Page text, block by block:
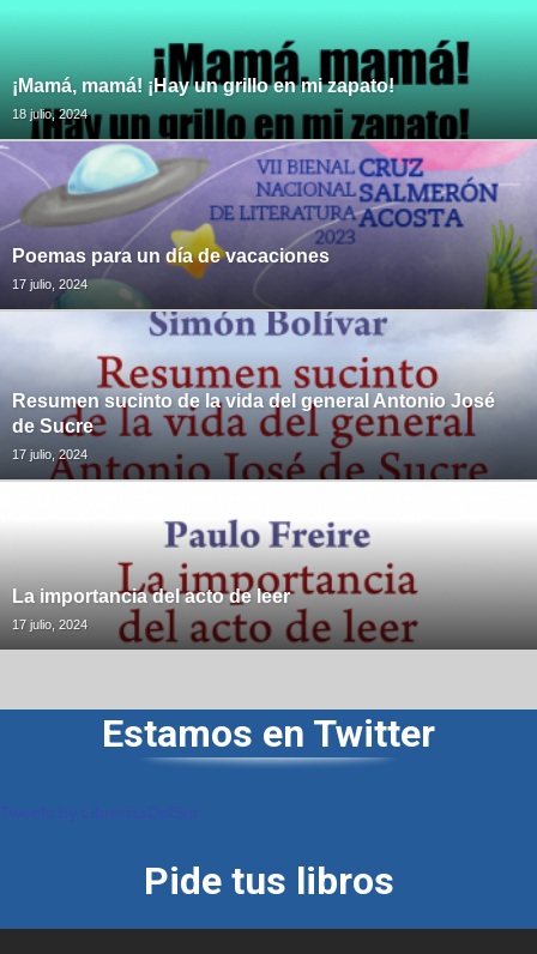
¡Mamá, mamá! ¡Hay un grillo en mi zapato!
18 julio, 2024
Poemas para un día de vacaciones
17 julio, 2024
Resumen sucinto de la vida del general Antonio José
de Sucre
17 julio, 2024
La importancia del acto de leer
17 julio, 2024
Estamos en Twitter
Pide tus libros